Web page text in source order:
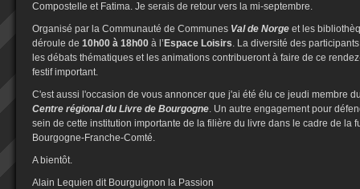
Compostelle et Fatima. Je serais de retour vers la mi-septembre.
Organisé par la Communauté de Communes Val de Norge et les
déroule de 10h00 à 18h00 à l’ Espace Loisirs. La diversité des
les débats thématiques et les animations contribueront à faire de ce
festif important.
C'est aussi l'occasion de vous annoncer que j'ai été élu ce jeudi membre
Centre régional du Livre de Bourgogne. Un autre engagement pour
sein de cette institution importante de la filière du livre dans le cadre de la
Bourgogne-Franche-Comté.
A bientôt.
Alain Lequien dit Bourguignon la Passion